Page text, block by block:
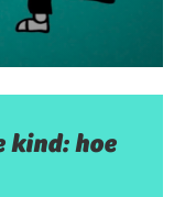
kind: hoe